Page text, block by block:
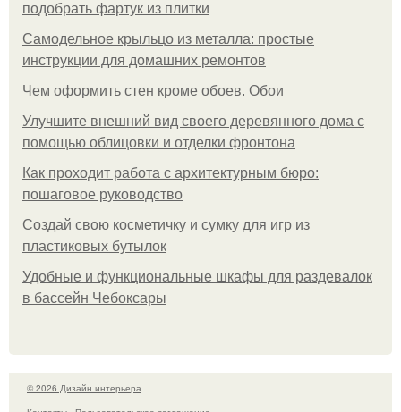
подобрать фартук из плитки
Самодельное крыльцо из металла: простые
инструкции для домашних ремонтов
Чем оформить стен кроме обоев. Обои
Улучшите внешний вид своего деревянного дома с
помощью облицовки и отделки фронтона
Как проходит работа с архитектурным бюро:
пошаговое руководство
Создай свою косметичку и сумку для игр из
пластиковых бутылок
Удобные и функциональные шкафы для раздевалок
в бассейн Чебоксары
© 2026 Дизайн интерьера